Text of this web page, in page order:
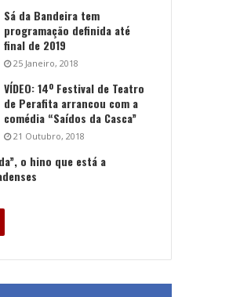
Sá da Bandeira tem
programação definida até
final de 2019
25 Janeiro, 2018
VÍDEO: 14º Festival de Teatro
de Perafita arrancou com a
comédia “Saídos da Casca”
21 Outubro, 2018
o hino que está a